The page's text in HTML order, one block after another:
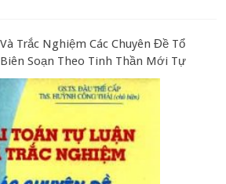
Trắc Nghiệm Các Chuyên Đề Tổ
Soạn Theo Tinh Thần Mới Tự